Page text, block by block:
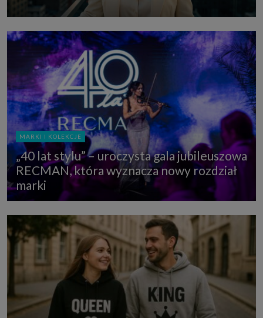
MARKI I KOLEKCJE
„40 lat stylu” – uroczysta gala jubileuszowa
RECMAN, która wyznacza nowy rozdział
marki